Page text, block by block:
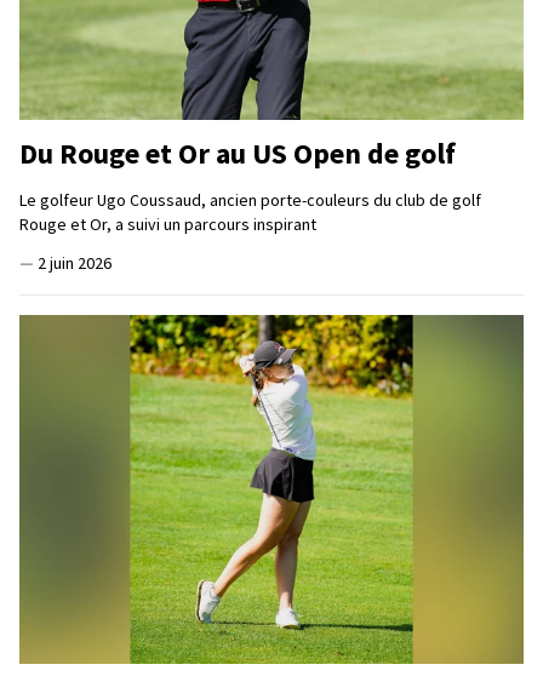
Du Rouge et Or au US Open de golf
Le golfeur Ugo Coussaud, ancien porte-couleurs du club de golf
Rouge et Or, a suivi un parcours inspirant
— 2 juin 2026